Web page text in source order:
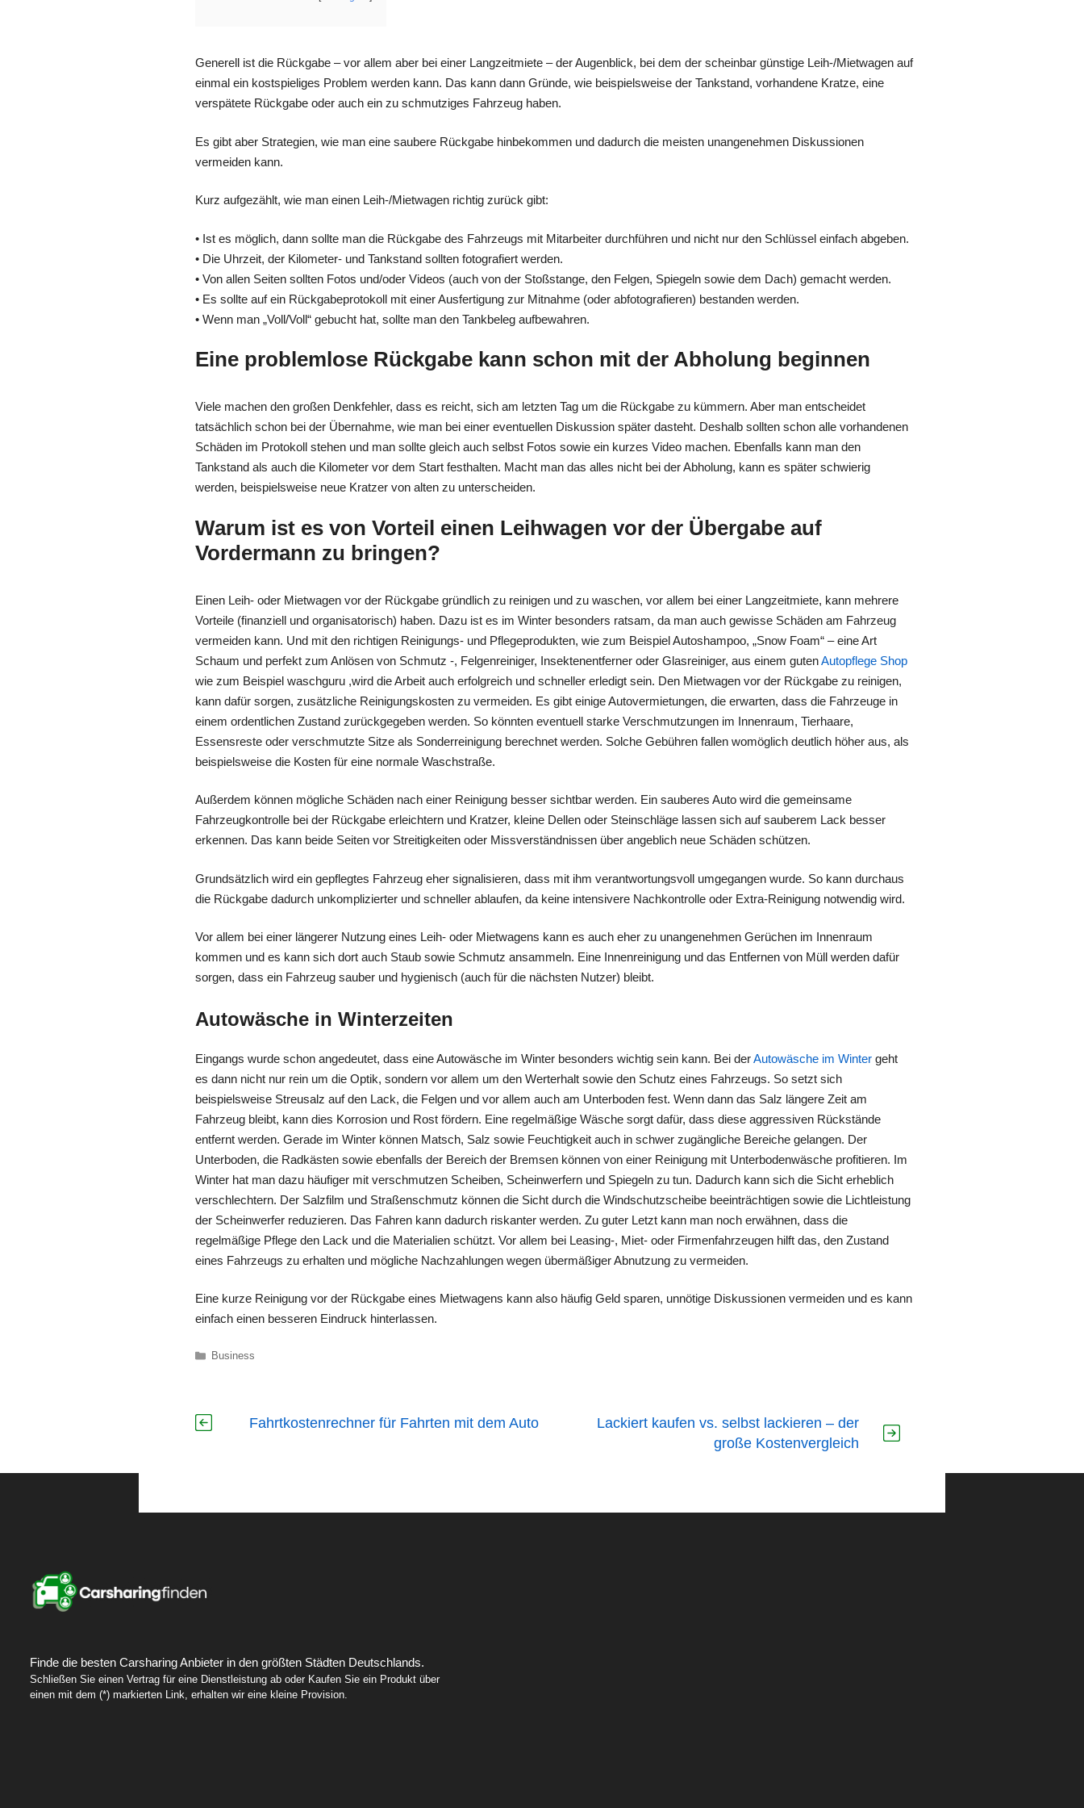
Generell ist die Rückgabe – vor allem aber bei einer Langzeitmiete – der Augenblick, bei dem der scheinbar günstige Leih-/Mietwagen auf
einmal ein kostspieliges Problem werden kann. Das kann dann Gründe, wie beispielsweise der Tankstand, vorhandene Kratze, eine
verspätete Rückgabe oder auch ein zu schmutziges Fahrzeug haben.
Es gibt aber Strategien, wie man eine saubere Rückgabe hinbekommen und dadurch die meisten unangenehmen Diskussionen
vermeiden kann.
Kurz aufgezählt, wie man einen Leih-/Mietwagen richtig zurück gibt:
• Ist es möglich, dann sollte man die Rückgabe des Fahrzeugs mit Mitarbeiter durchführen und nicht nur den Schlüssel einfach abgeben.
• Die Uhrzeit, der Kilometer- und Tankstand sollten fotografiert werden.
• Von allen Seiten sollten Fotos und/oder Videos (auch von der Stoßstange, den Felgen, Spiegeln sowie dem Dach) gemacht werden.
• Es sollte auf ein Rückgabeprotokoll mit einer Ausfertigung zur Mitnahme (oder abfotografieren) bestanden werden.
• Wenn man „Voll/Voll“ gebucht hat, sollte man den Tankbeleg aufbewahren.
Eine problemlose Rückgabe kann schon mit der Abholung beginnen
Viele machen den großen Denkfehler, dass es reicht, sich am letzten Tag um die Rückgabe zu kümmern. Aber man entscheidet
tatsächlich schon bei der Übernahme, wie man bei einer eventuellen Diskussion später dasteht. Deshalb sollten schon alle vorhandenen
Schäden im Protokoll stehen und man sollte gleich auch selbst Fotos sowie ein kurzes Video machen. Ebenfalls kann man den
Tankstand als auch die Kilometer vor dem Start festhalten. Macht man das alles nicht bei der Abholung, kann es später schwierig
werden, beispielsweise neue Kratzer von alten zu unterscheiden.
Warum ist es von Vorteil einen Leihwagen vor der Übergabe auf
Vordermann zu bringen?
Einen Leih- oder Mietwagen vor der Rückgabe gründlich zu reinigen und zu waschen, vor allem bei einer Langzeitmiete, kann mehrere
Vorteile (finanziell und organisatorisch) haben. Dazu ist es im Winter besonders ratsam, da man auch gewisse Schäden am Fahrzeug
vermeiden kann. Und mit den richtigen Reinigungs- und Pflegeprodukten, wie zum Beispiel Autoshampoo, „Snow Foam“ – eine Art
Schaum und perfekt zum Anlösen von Schmutz -, Felgenreiniger, Insektenentferner oder Glasreiniger, aus einem gutenAutopflege Shop
wie zum Beispiel waschguru ,wird die Arbeit auch erfolgreich und schneller erledigt sein. Den Mietwagen vor der Rückgabe zu reinigen,
kann dafür sorgen, zusätzliche Reinigungskosten zu vermeiden. Es gibt einige Autovermietungen, die erwarten, dass die Fahrzeuge in
einem ordentlichen Zustand zurückgegeben werden. So könnten eventuell starke Verschmutzungen im Innenraum, Tierhaare,
Essensreste oder verschmutzte Sitze als Sonderreinigung berechnet werden. Solche Gebühren fallen womöglich deutlich höher aus, als
beispielsweise die Kosten für eine normale Waschstraße.
Außerdem können mögliche Schäden nach einer Reinigung besser sichtbar werden. Ein sauberes Auto wird die gemeinsame
Fahrzeugkontrolle bei der Rückgabe erleichtern und Kratzer, kleine Dellen oder Steinschläge lassen sich auf sauberem Lack besser
erkennen. Das kann beide Seiten vor Streitigkeiten oder Missverständnissen über angeblich neue Schäden schützen.
Grundsätzlich wird ein gepflegtes Fahrzeug eher signalisieren, dass mit ihm verantwortungsvoll umgegangen wurde. So kann durchaus
die Rückgabe dadurch unkomplizierter und schneller ablaufen, da keine intensivere Nachkontrolle oder Extra-Reinigung notwendig wird.
Vor allem bei einer längerer Nutzung eines Leih- oder Mietwagens kann es auch eher zu unangenehmen Gerüchen im Innenraum
kommen und es kann sich dort auch Staub sowie Schmutz ansammeln. Eine Innenreinigung und das Entfernen von Müll werden dafür
sorgen, dass ein Fahrzeug sauber und hygienisch (auch für die nächsten Nutzer) bleibt.
Autowäsche in Winterzeiten
Eingangs wurde schon angedeutet, dass eine Autowäsche im Winter besonders wichtig sein kann. Bei derAutowäsche im Winter geht
es dann nicht nur rein um die Optik, sondern vor allem um den Werterhalt sowie den Schutz eines Fahrzeugs. So setzt sich
beispielsweise Streusalz auf den Lack, die Felgen und vor allem auch am Unterboden fest. Wenn dann das Salz längere Zeit am
Fahrzeug bleibt, kann dies Korrosion und Rost fördern. Eine regelmäßige Wäsche sorgt dafür, dass diese aggressiven Rückstände
entfernt werden. Gerade im Winter können Matsch, Salz sowie Feuchtigkeit auch in schwer zugängliche Bereiche gelangen. Der
Unterboden, die Radkästen sowie ebenfalls der Bereich der Bremsen können von einer Reinigung mit Unterbodenwäsche profitieren. Im
Winter hat man dazu häufiger mit verschmutzen Scheiben, Scheinwerfern und Spiegeln zu tun. Dadurch kann sich die Sicht erheblich
verschlechtern. Der Salzfilm und Straßenschmutz können die Sicht durch die Windschutzscheibe beeinträchtigen sowie die Lichtleistung
der Scheinwerfer reduzieren. Das Fahren kann dadurch riskanter werden. Zu guter Letzt kann man noch erwähnen, dass die
regelmäßige Pflege den Lack und die Materialien schützt. Vor allem bei Leasing-, Miet- oder Firmenfahrzeugen hilft das, den Zustand
eines Fahrzeugs zu erhalten und mögliche Nachzahlungen wegen übermäßiger Abnutzung zu vermeiden.
Eine kurze Reinigung vor der Rückgabe eines Mietwagens kann also häufig Geld sparen, unnötige Diskussionen vermeiden und es kann
einfach einen besseren Eindruck hinterlassen.
Kategorien
Business
Fahrtkostenrechner für Fahrten mit dem Auto
Lackiert kaufen vs. selbst lackieren – der
große Kostenvergleich
Finde die besten Carsharing Anbieter in den größten Städten Deutschlands.
Schließen Sie einen Vertrag für eine Dienstleistung ab oder Kaufen Sie ein Produkt über
einen mit dem (*) markierten Link, erhalten wir eine kleine Provision.